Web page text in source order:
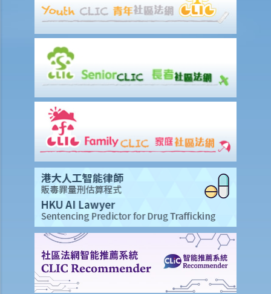
火災中受傷的僱員
因工受傷以及有關補償
怎樣才算是因工及在僱用期間遭遇意外（簡稱工傷意外）？
我的配偶在工作時因意外而死亡，我或我的家人可獲哪些賠償？
我在工作時因遇到意外而受傷及導致傷殘，我或我的家人可獲哪些賠
除上述的賠償外，我可否就工傷而獲得其他賠償（例如醫藥費）？
工傷或有關意外之報告
僱主向勞工處報告與工作有關的意外之時限是多久？
僱員可否向勞工處報告與工作有關的意外？
其他有關工傷的事項
如何安排支付工傷賠償？